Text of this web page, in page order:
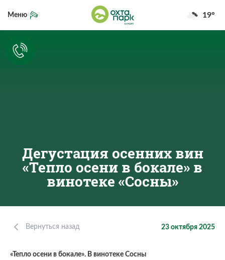
19°
Меню
Дегустация осенних вин
«Тепло осени в бокале» в
винотеке «Сосны»
Вернуться назад 23 октября 2025
«Тепло осени в бокале». В винотеке Сосны